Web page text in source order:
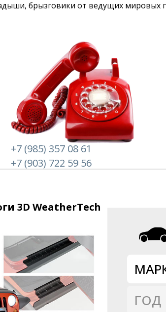
брызговики от ведущих мировых
+7 (985) 357 08 61
+7 (903) 722 59 56
3D WeatherTech
ГОД